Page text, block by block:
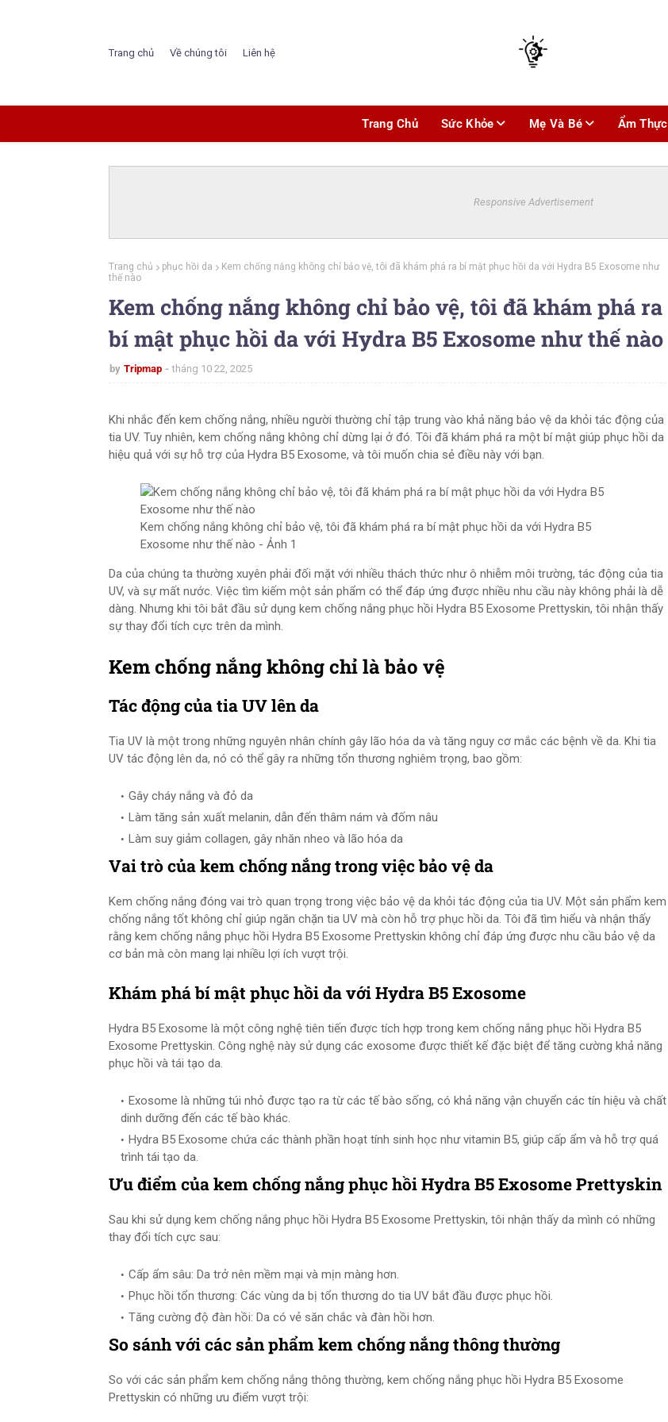
Trang chủ Về chúng tôi Liên hệ
Trang Chủ Sức Khỏe Mẹ Và Bé Ẩm Thực
Responsive Advertisement
Trang chủ phục hồi da
Kem chống nắng không chỉ bảo vệ, tôi đã khám phá ra bí mật phục hồi da với Hydra B5 Exosome như
thế nào
Kem chống nắng không chỉ bảo vệ, tôi đã khám phá ra
bí mật phục hồi da với Hydra B5 Exosome như thế nào
by Tripmap tháng 10 22, 2025
Khi nhắc đến kem chống nắng, nhiều người thường chỉ tập trung vào khả năng bảo vệ da khỏi tác động của
tia UV. Tuy nhiên, kem chống nắng không chỉ dừng lại ở đó. Tôi đã khám phá ra một bí mật giúp phục hồi da
hiệu quả với sự hỗ trợ của Hydra B5 Exosome, và tôi muốn chia sẻ điều này với bạn.
Kem chống nắng không chỉ bảo vệ, tôi đã khám phá ra bí mật phục hồi da với Hydra B5
Exosome như thế nào - Ảnh 1
Da của chúng ta thường xuyên phải đối mặt với nhiều thách thức như ô nhiễm môi trường, tác động của tia
UV, và sự mất nước. Việc tìm kiếm một sản phẩm có thể đáp ứng được nhiều nhu cầu này không phải là dễ
dàng. Nhưng khi tôi bắt đầu sử dụng kem chống nắng phục hồi Hydra B5 Exosome Prettyskin, tôi nhận thấy
sự thay đổi tích cực trên da mình.
Kem chống nắng không chỉ là bảo vệ
Tác động của tia UV lên da
Tia UV là một trong những nguyên nhân chính gây lão hóa da và tăng nguy cơ mắc các bệnh về da. Khi tia
UV tác động lên da, nó có thể gây ra những tổn thương nghiêm trọng, bao gồm:
Gây cháy nắng và đỏ da
Làm tăng sản xuất melanin, dẫn đến thâm nám và đốm nâu
Làm suy giảm collagen, gây nhăn nheo và lão hóa da
Vai trò của kem chống nắng trong việc bảo vệ da
Kem chống nắng đóng vai trò quan trọng trong việc bảo vệ da khỏi tác động của tia UV. Một sản phẩm kem
chống nắng tốt không chỉ giúp ngăn chặn tia UV mà còn hỗ trợ phục hồi da. Tôi đã tìm hiểu và nhận thấy
rằng kem chống nắng phục hồi Hydra B5 Exosome Prettyskin không chỉ đáp ứng được nhu cầu bảo vệ da
cơ bản mà còn mang lại nhiều lợi ích vượt trội.
Khám phá bí mật phục hồi da với Hydra B5 Exosome
Hydra B5 Exosome là một công nghệ tiên tiến được tích hợp trong kem chống nắng phục hồi Hydra B5
Exosome Prettyskin. Công nghệ này sử dụng các exosome được thiết kế đặc biệt để tăng cường khả năng
phục hồi và tái tạo da.
Exosome là những túi nhỏ được tạo ra từ các tế bào sống, có khả năng vận chuyển các tín hiệu và chất
dinh dưỡng đến các tế bào khác.
Hydra B5 Exosome chứa các thành phần hoạt tính sinh học như vitamin B5, giúp cấp ẩm và hỗ trợ quá
trình tái tạo da.
Ưu điểm của kem chống nắng phục hồi Hydra B5 Exosome Prettyskin
Sau khi sử dụng kem chống nắng phục hồi Hydra B5 Exosome Prettyskin, tôi nhận thấy da mình có những
thay đổi tích cực sau:
Cấp ẩm sâu: Da trở nên mềm mại và mịn màng hơn.
Phục hồi tổn thương: Các vùng da bị tổn thương do tia UV bắt đầu được phục hồi.
Tăng cường độ đàn hồi: Da có vẻ săn chắc và đàn hồi hơn.
So sánh với các sản phẩm kem chống nắng thông thường
So với các sản phẩm kem chống nắng thông thường, kem chống nắng phục hồi Hydra B5 Exosome
Prettyskin có những ưu điểm vượt trội: